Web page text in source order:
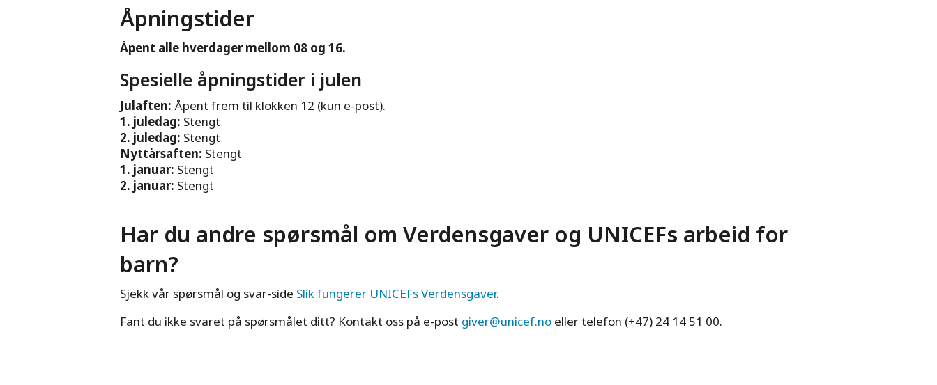
Åpningstider
Åpent alle hverdager mellom 08 og 16.
Spesielle åpningstider i julen
Julaften: Åpent frem til klokken 12 (kun e-post).
1. juledag: Stengt
2. juledag: Stengt
Nyttårsaften: Stengt
1. januar: Stengt
2. januar: Stengt
Har du andre spørsmål om Verdensgaver og UNICEFs arbeid for
barn?
Sjekk vår spørsmål og svar-side Slik fungerer UNICEFs Verdensgaver.
Fant du ikke svaret på spørsmålet ditt? Kontakt oss på e-post giver@unicef.no eller telefon (+47) 24 14 51 00.